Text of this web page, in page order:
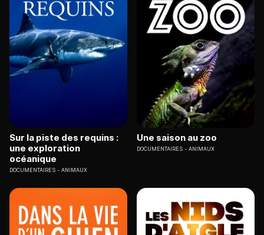
Sur la piste des requins :
une exploration
océanique
DOCUMENTAIRES ANIMAUX
Une saison au zoo
DOCUMENTAIRES ANIMAUX